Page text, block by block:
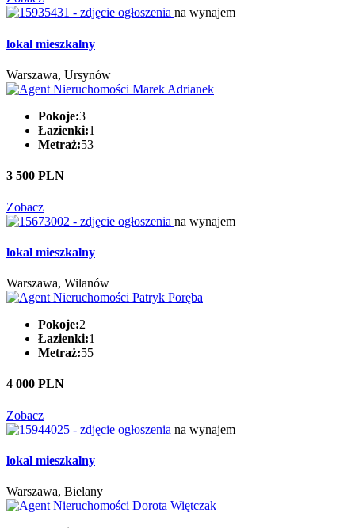
na wynajem
lokal mieszkalny
Warszawa, Ursynów
Pokoje:3
Łazienki:1
Metraż:53
3 500 PLN
Zobacz
na wynajem
lokal mieszkalny
Warszawa, Wilanów
Pokoje:2
Łazienki:1
Metraż:55
4 000 PLN
Zobacz
na wynajem
lokal mieszkalny
Warszawa, Bielany